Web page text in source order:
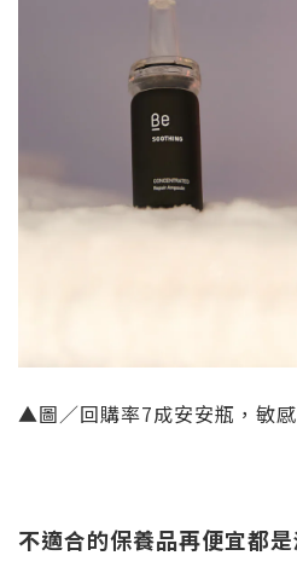
▲圖／回購率7成安安瓶，敏
不適合的保養品再便宜都